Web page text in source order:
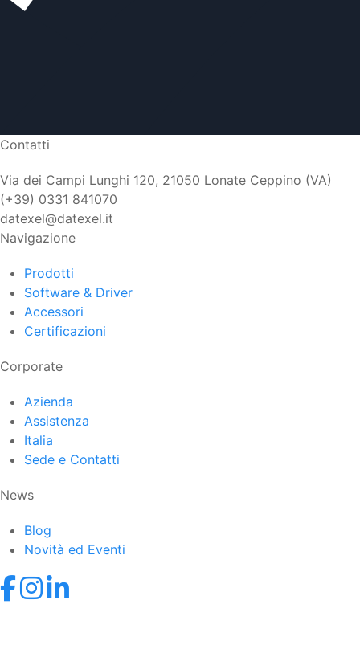
Contatti
Via dei Campi Lunghi 120, 21050 Lonate Ceppino (VA)
(+39) 0331 841070
datexel@datexel.it
Navigazione
Prodotti
Software & Driver
Accessori
Certificazioni
Corporate
Azienda
Assistenza
Italia
Sede e Contatti
News
Blog
Novità ed Eventi